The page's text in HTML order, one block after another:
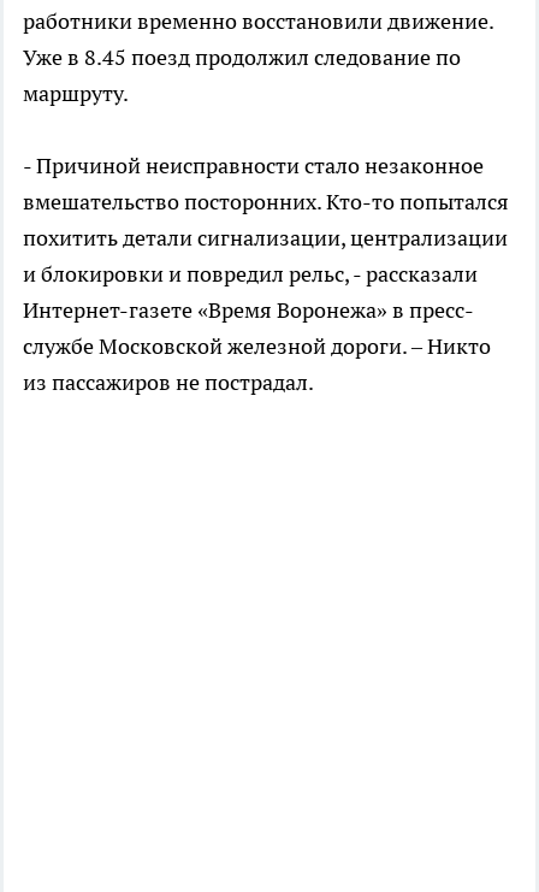
работники временно восстановили движение.
Уже в 8.45 поезд продолжил следование по
маршруту.
- Причиной неисправности стало незаконное
вмешательство посторонних. Кто-то попытался
похитить детали сигнализации, централизации
и блокировки и повредил рельс, - рассказали
Интернет-газете «Время Воронежа» в пресс-
службе Московской железной дороги. – Никто
из пассажиров не пострадал.